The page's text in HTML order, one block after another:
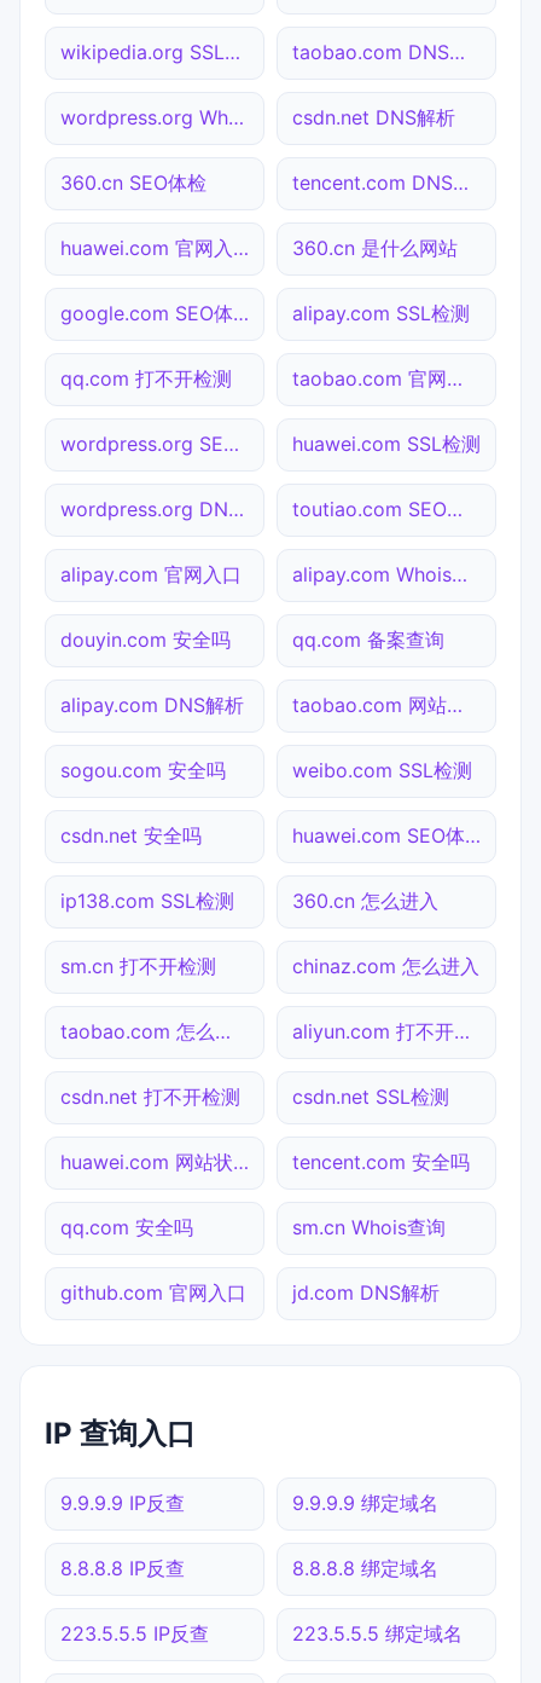
wikipedia.org SSL检测 taobao.com DNS解析
wordpress.org Whois查询 csdn.net DNS解析
360.cn SEO体检 tencent.com DNS解析
huawei.com 官网入口 360.cn 是什么网站
google.com SEO体检 alipay.com SSL检测
qq.com 打不开检测 taobao.com 官网入口
wordpress.org SEO体检 huawei.com SSL检测
wordpress.org DNS解析 toutiao.com SEO体检
alipay.com 官网入口 alipay.com Whois查询
douyin.com 安全吗 qq.com 备案查询
alipay.com DNS解析 taobao.com 网站状态
sogou.com 安全吗 weibo.com SSL检测
csdn.net 安全吗 huawei.com SEO体检
ip138.com SSL检测 360.cn 怎么进入
sm.cn 打不开检测 chinaz.com 怎么进入
taobao.com 怎么进入 aliyun.com 打不开检测
csdn.net 打不开检测 csdn.net SSL检测
huawei.com 网站状态 tencent.com 安全吗
qq.com 安全吗 sm.cn Whois查询
github.com 官网入口 jd.com DNS解析
IP 查询入口
9.9.9.9 IP反查 9.9.9.9 绑定域名
8.8.8.8 IP反查 8.8.8.8 绑定域名
223.5.5.5 IP反查 223.5.5.5 绑定域名